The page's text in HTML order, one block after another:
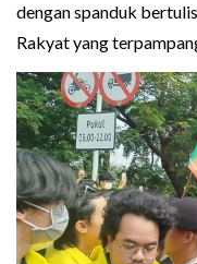
dengan spanduk
Rakyat yang